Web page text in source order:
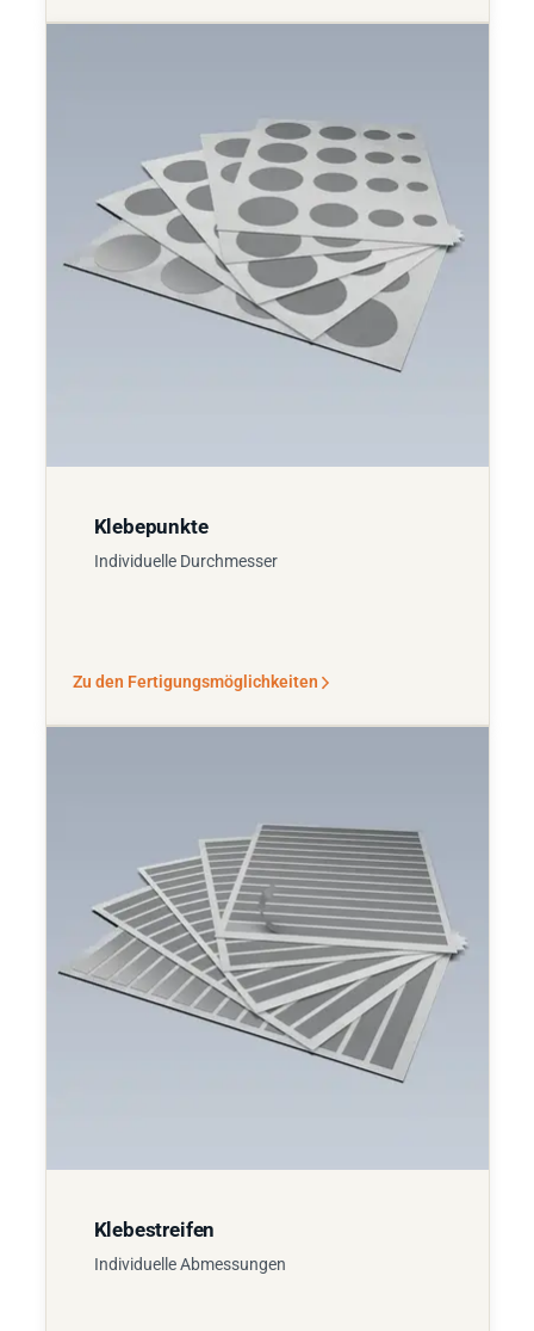
Klebepunkte
Individuelle Durchmesser
Zu den Fertigungsmöglichkeiten
Klebestreifen
Individuelle Abmessungen